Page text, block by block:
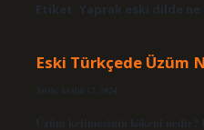
Etiket: Yaprak eski dilde ne
Eski Türkçede Üzüm
Tarih: Aralık 17, 2024
Üzüm kelimesinin kökeni nedir?